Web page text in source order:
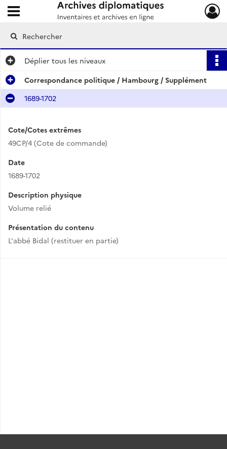
Archives diplomatiques
Ouvrir le menu déroulant
Déplier tous les niveaux
Correspondance politique / Hambourg / Supplément
1689-1702
Cote/Cotes extrêmes
49CP/4 (Cote de commande)
Date
1689-1702
Description physique
Volume relié
Présentation du contenu
L'abbé Bidal (restituer en partie)